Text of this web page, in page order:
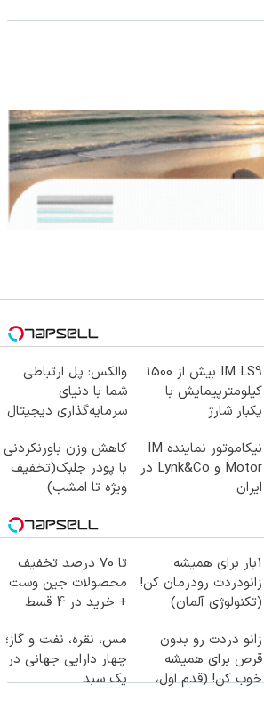
IM LS9 بیش از 1500
کیلومترپیمایش با
یکبار شارژ
والکس: پل ارتباطی
شما با دنیای
سرمایه‌گذاری دیجیتال
نیکاموتور نماینده IM
Motor و Lynk&Co در
ایران
کاهش وزن باورنکردنی
با پودر جلبک(تخفیف
ویژه تا امشب)
1بار برای همیشه
زانودردت رودرمان کن!
(تکنولوژی آلمان)
تا 70 درصد تخفیف
محصولات جین وست
+ خرید در 4 قسط
زانو دردت رو بدون
قرص برای همیشه
خوب کن! (قدم اول،
مس، نقره، نفت و گاز؛
چهار دارایی جهانی در
یک سبد